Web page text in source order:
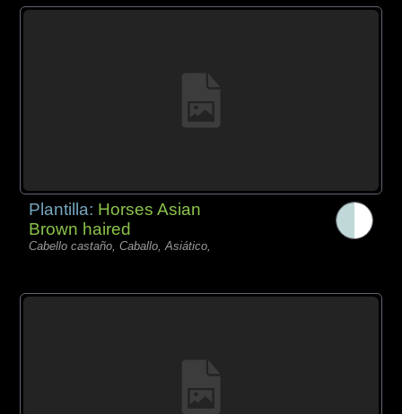
Plantilla: Horses Asian
Brown haired
Cabello castaño, Caballo, Asiático,